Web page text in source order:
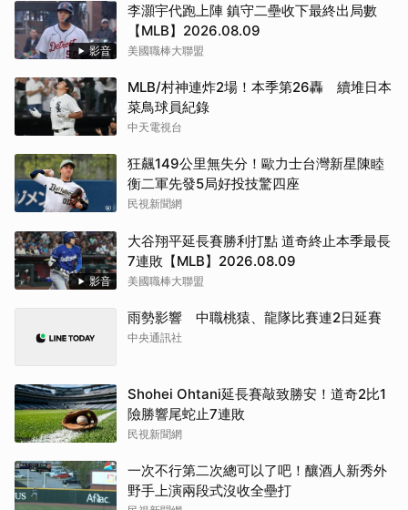
影音
李灝宇代跑上陣 鎮守二壘收下最終出局數
【MLB】2026.08.09
美國職棒大聯盟
MLB/村神連炸2場！本季第26轟 續堆日本
菜鳥球員紀錄
中天電視台
狂飆149公里無失分！歐力士台灣新星陳睦
衡二軍先發5局好投技驚四座
民視新聞網
影音
大谷翔平延長賽勝利打點 道奇終止本季最長
7連敗【MLB】2026.08.09
美國職棒大聯盟
雨勢影響 中職桃猿、龍隊比賽連2日延賽
中央通訊社
Shohei Ohtani延長賽敲致勝安！道奇2比1
險勝響尾蛇止7連敗
民視新聞網
一次不行第二次總可以了吧！釀酒人新秀外
野手上演兩段式沒收全壘打